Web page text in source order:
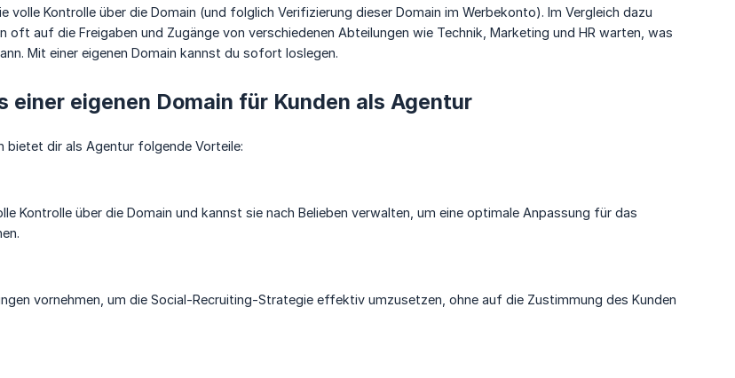
volle Kontrolle über die Domain (und folglich Verifizierung dieser Domain im Werbekonto). Im Vergleich dazu
oft auf die Freigaben und Zugänge von verschiedenen Abteilungen wie Technik, Marketing und HR warten, was
Mit einer eigenen Domain kannst du sofort loslegen.
einer eigenen Domain für Kunden als Agentur
bietet dir als Agentur folgende Vorteile:
Kontrolle über die Domain und kannst sie nach Belieben verwalten, um eine optimale Anpassung für das
vornehmen, um die Social-Recruiting-Strategie effektiv umzusetzen, ohne auf die Zustimmung des Kunden